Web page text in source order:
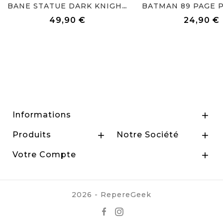
BANE STATUE DARK KNIGHT RISES
49,90 €
24,90 €
Informations 
Produits  Notre Société 
Votre Compte 
2026 - RepereGeek